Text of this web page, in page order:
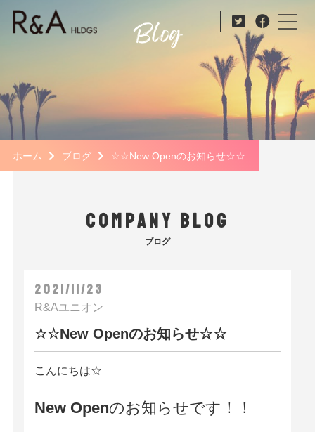
ホーム ブログ ☆☆New Openのお知らせ☆☆
COMPANY BLOG
ブログ
2021/11/23
R&Aユニオン
☆☆New Openのお知らせ☆☆
こんにちは☆
New Openのお知らせです！！